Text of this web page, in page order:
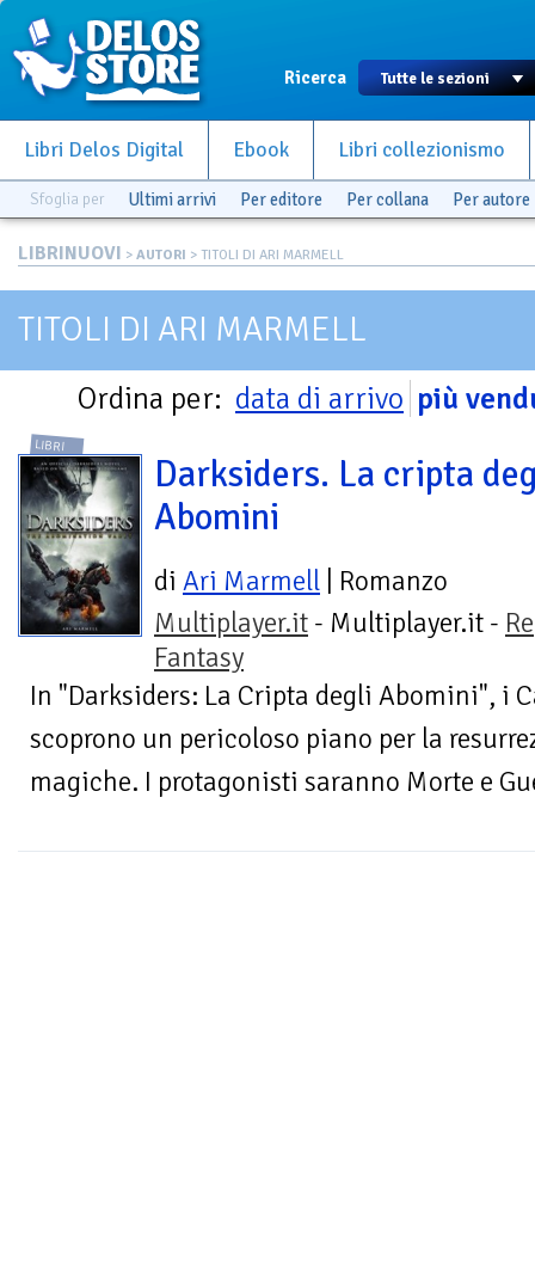
Ricerca
Libri Delos Digital Ebook Libri collezionismo
Sfoglia per Ultimi arrivi Per editore Per collana Per autore
LIBRINUOVI > AUTORI > TITOLI DI ARI MARMELL
TITOLI DI ARI MARMELL
Ordina per: data di arrivo più
LIBRI
Darksiders. La cripta
Abomini
di Ari Marmell | Romanzo
Multiplayer.it - Multiplayer.it -
Fantasy
In "Darksiders: La Cripta degli Abomini", i
scoprono un pericoloso piano per la
magiche. I protagonisti saranno Morte e